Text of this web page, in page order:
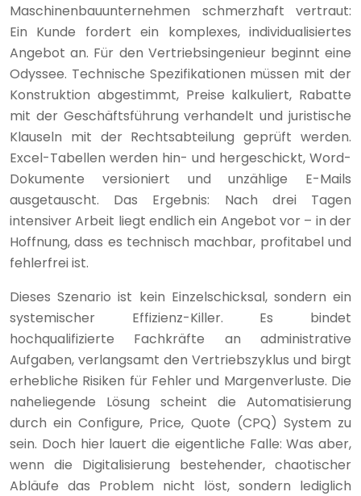
Maschinenbauunternehmen schmerzhaft vertraut:
Ein Kunde fordert ein komplexes, individualisiertes
Angebot an. Für den Vertriebsingenieur beginnt eine
Odyssee. Technische Spezifikationen müssen mit der
Konstruktion abgestimmt, Preise kalkuliert, Rabatte
mit der Geschäftsführung verhandelt und juristische
Klauseln mit der Rechtsabteilung geprüft werden.
Excel-Tabellen werden hin- und hergeschickt, Word-
Dokumente versioniert und unzählige E-Mails
ausgetauscht. Das Ergebnis: Nach drei Tagen
intensiver Arbeit liegt endlich ein Angebot vor – in der
Hoffnung, dass es technisch machbar, profitabel und
fehlerfrei ist.
Dieses Szenario ist kein Einzelschicksal, sondern ein
systemischer Effizienz-Killer. Es bindet
hochqualifizierte Fachkräfte an administrative
Aufgaben, verlangsamt den Vertriebszyklus und birgt
erhebliche Risiken für Fehler und Margenverluste. Die
naheliegende Lösung scheint die Automatisierung
durch ein Configure, Price, Quote (CPQ) System zu
sein. Doch hier lauert die eigentliche Falle: Was aber,
wenn die Digitalisierung bestehender, chaotischer
Abläufe das Problem nicht löst, sondern lediglich